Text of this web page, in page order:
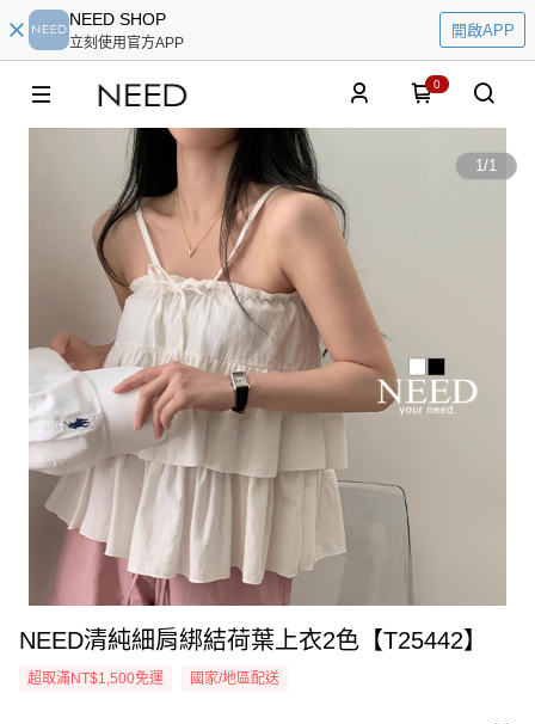
NEED SHOP
立刻使用官方APP
開啟APP
0
1/1
NEED清純細肩綁結荷葉上衣2色【T25442】
超取滿NT$1,500免運 國家/地區配送